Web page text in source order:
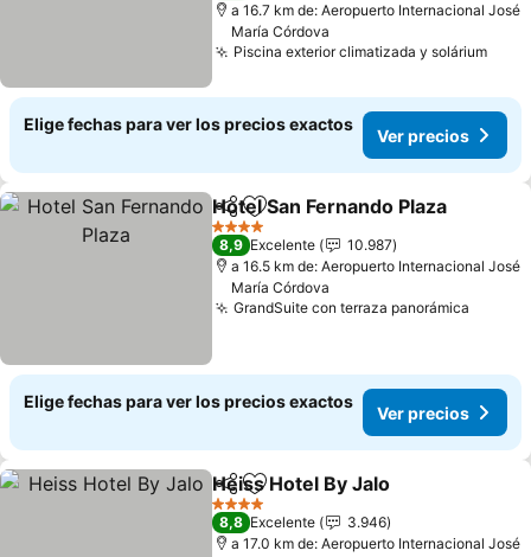
a 16.7 km de: Aeropuerto Internacional José
María Córdova
Piscina exterior climatizada y soláriumVer
Elige fechas para ver los precios exactos
Ver precios
CompartirAgregar a favoritos
Hotel San Fernando Plaza
4 Estrellas
8,9 Excelente
10.987
a 16.5 km de: Aeropuerto Internacional José
María Córdova
GrandSuite con terraza panorámica
Elige fechas para ver los precios exactos
Ver precios
CompartirAgregar a favoritos
Heiss Hotel By Jalo
4 Estrellas
8,8 Excelente
3.946
a 17.0 km de: Aeropuerto Internacional José